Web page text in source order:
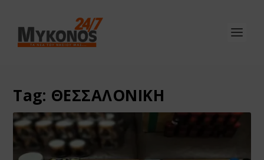
Tag: ΘΕΣΣΑΛΟΝΙΚΗ